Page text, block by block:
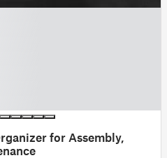
for Assembly,